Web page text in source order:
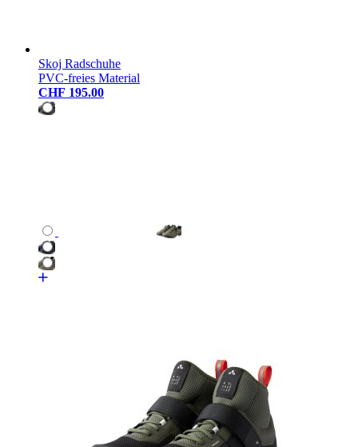
Skoj Radschuhe
PVC-freies Material
CHF 195.00